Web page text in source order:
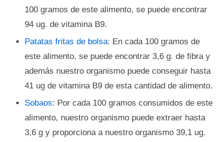
100 gramos de este alimento, se puede encontrar
94 ug. de vitamina B9.
Patatas fritas de bolsa: En cada 100 gramos de
este alimento, se puede encontrar 3,6 g. de fibra y
además nuestro organismo puede conseguir hasta
41 ug de vitamina B9 de esta cantidad de alimento.
Sobaos: Por cada 100 gramos consumidos de este
alimento, nuestro organismo puede extraer hasta
3,6 g y proporciona a nuestro organismo 39,1 ug.